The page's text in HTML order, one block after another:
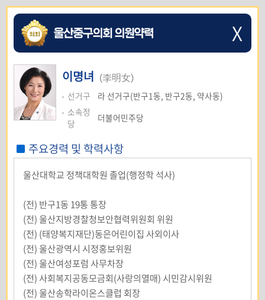
X
이명녀 (李明女)
선거구
라 선거구(반구1동, 반구2동, 약사동)
소속정
당
더불어민주당
주요경력 및 학력사항
울산대학교 정책대학원 졸업(행정학 석사)
(전) 반구1동 19통 통장
(전) 울산지방경찰청보안협력위원회 위원
(전) (태양복지재단)동은어린이집 사외이사
(전) 울산광역시 시정홍보위원
(전) 울산여성포럼 사무차장
(전) 사회복지공동모금회(사랑의열매) 시민감시위원
(전) 울산송학라이온스클럽 회장